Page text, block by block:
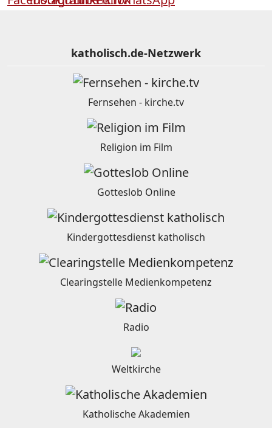
katholisch.de-Netzwerk
Fernsehen - kirche.tv
Religion im Film
Gotteslob Online
Kindergottesdienst katholisch
Clearingstelle Medienkompetenz
Radio
Weltkirche
Katholische Akademien